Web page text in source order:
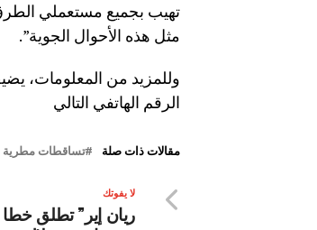
تهيب بجميع مستعملي
مثل هذه الأحوال الجوية”.
وللمزيد من المعلومات،
الرقم الهاتفي التالي
مقالات ذات صلة تساقطات مطرية
لا يفوتك
ريان إير” تطلق خطا